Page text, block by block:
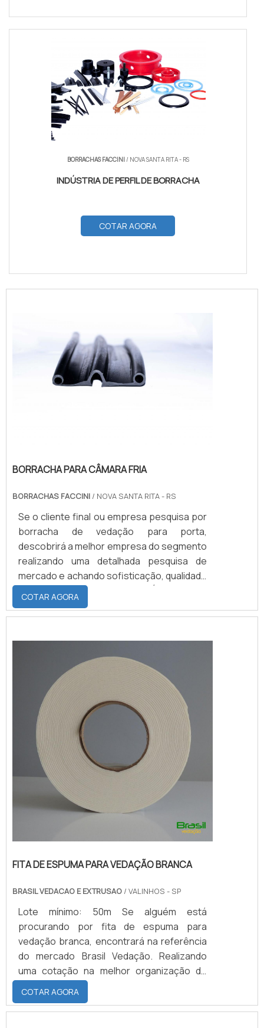
BORRACHAS FACCINI/ NOVA SANTA RITA - RS
INDÚSTRIA DE PERFIL DE BORRACHA
COTAR AGORA
BORRACHA PARA CÂMARA FRIA
BORRACHAS FACCINI / NOVA SANTA RITA - RS
Se o cliente final ou empresa pesquisa por
borracha de vedação para porta,
descobrirá a melhor empresa do segmento
realizando uma detalhada pesquisa de
mercado e achando sofisticação, qualidade
e preço justo em um só lugar. É importante
lembrar que o produto deve ser adquirido
com empresas especializadas. Esse tipo
prejuízos com substituições frequentes...
COTAR AGORA
FITA DE ESPUMA PARA VEDAÇÃO BRANCA
BRASIL VEDACAO E EXTRUSAO / VALINHOS - SP
Lote mínimo: 50m Se alguém está
procurando por fita de espuma para
vedação branca, encontrará na referência
do mercado Brasil Vedação. Realizando
uma cotação na melhor organização do
ramo e descobrindo a maior referência de
qualidade da área de atuação.Quando a
busca é por fita de espuma para vedação
COTAR AGORA